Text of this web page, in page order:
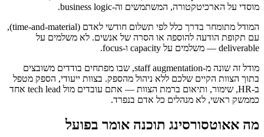
מוסדי על הארכיטקטורה, המשתמשים וה-business logic.
המודל מתומחר בדרך כלל לפי תשלום חודשי לאדם (time-and-material),
עם תקופת הודעה להוספה או הסרה של אנשים. לא משלמים על
deliverable — משלמים על capacity ו-focus.
מודל זה שונה מ-staff augmentation, שבו מפתחים בודדים משובצים
בתוך הצוות הקיים שלכם ללא ניהול מהספק. בצוות ייעודי, הספק מטפל
ב-HR, שימור, ותיאום ברמת הצוות — אתם עובדים מול tech lead אחד
כממשק ראשי, לא מנהלים כל אדם בנפרד.
מה אאוטסורסינג תוכנה אומר בפועל